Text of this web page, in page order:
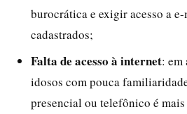
burocrática e exigir acesso a
cadastrados;
Falta de acesso à internet: em
idosos com pouca
presencial ou telefônico é